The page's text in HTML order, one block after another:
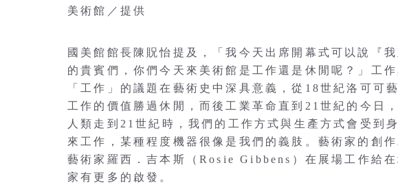
美術館／提供
國美館館長陳貺怡提及，「我今天出席開幕式可以說『
的貴賓們，你們今天來美術館是工作還是休閒呢？」工
「工作」的議題在藝術史中深具意義，從18世紀洛可可
工作的價值勝過休閒，而後工業革命直到21世紀的今日
人類走到21世紀時，我們的工作方式與生產方式會受到
來工作，某種程度機器很像是我們的義肢。藝術家的創
藝術家羅西．吉本斯（Rosie Gibbens）在展場工作給
家有更多的啟發。